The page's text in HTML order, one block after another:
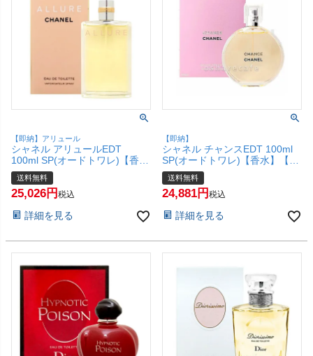
【即納】アリュール
シャネル アリュールEDT
100ml SP(オードトワレ)【香
水】【宅配便送料無料】
送料無料
25,026 税込
詳細を見る
【即納】
シャネル チャンスEDT 100ml
SP(オードトワレ)【香水】【宅
配便送料無料】 (6000002)
送料無料
24,881 税込
詳細を見る